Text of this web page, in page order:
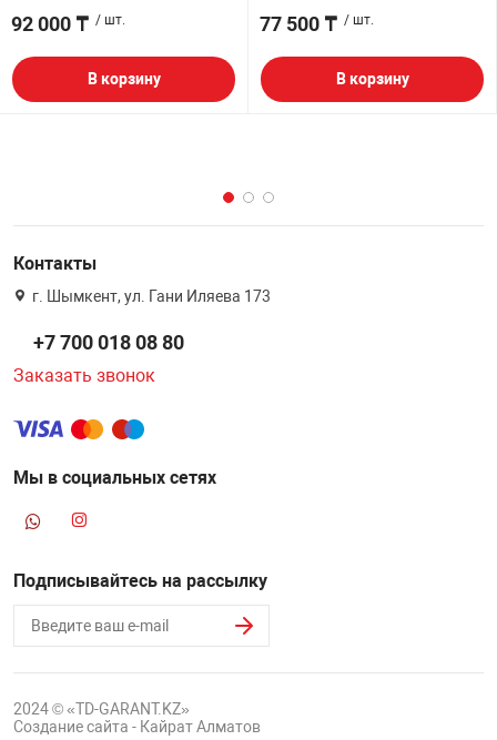
92 000 ₸ / шт.
В корзину
77 500 ₸ / шт.
В корзину
Контакты
г. Шымкент, ул. Гани Иляева 173
+7 700 018 08 80
Заказать звонок
Мы в социальных сетях
Подписывайтесь на рассылку
2024 © «TD-GARANT.KZ»
Создание сайта - Кайрат Алматов